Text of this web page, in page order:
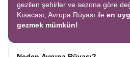
gezilen şehirler ve sezona göre
Kısacası, Avrupa Rüyası ile en
gezmek mümkün!